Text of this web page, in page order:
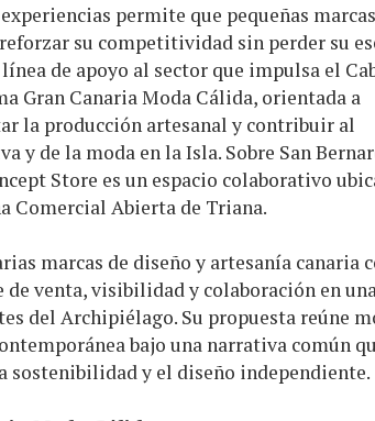
permite que pequeñas
su competitividad sin perder su
de apoyo al sector que impulsa el
Gran Canaria Moda Cálida, orientada a
la producción artesanal y contribuir al
y de la moda en la Isla. Sobre San
Store es un espacio colaborativo
Comercial Abierta de Triana.
marcas de diseño y artesanía canaria
venta, visibilidad y colaboración en
del Archipiélago. Su propuesta reúne
bajo una narrativa común
sostenibilidad y el diseño independiente.